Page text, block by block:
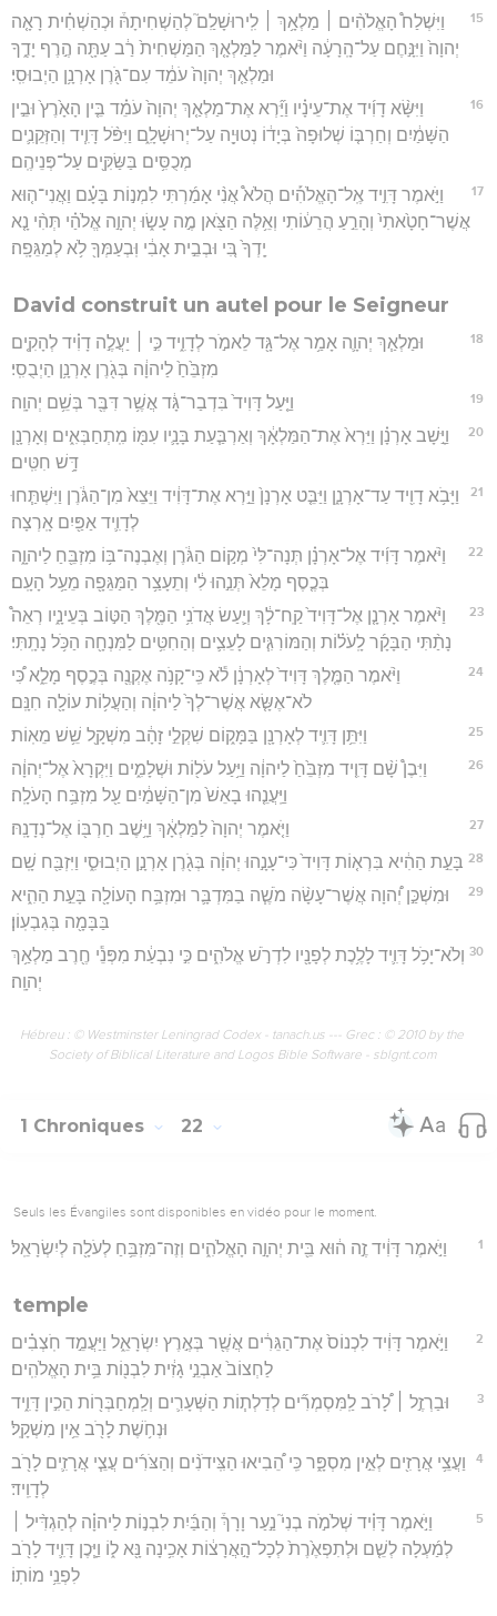
15
וַיִּשְׁלַח֩ הָאֱלֹהִ֨ים ׀ מַלְאָ֥ךְ ׀ לִֽירוּשָׁלִַם֮ לְהַשְׁחִיתָהּ֒ וּכְהַשְׁחִ֗ית רָאָ֤ה
יְהוָה֙ וַיִּנָּ֣חֶם עַל־הָֽרָעָ֔ה וַיֹּ֨אמֶר לַמַּלְאָ֤ךְ הַמַּשְׁחִית֙ רַ֔ב עַתָּ֖ה הֶ֣רֶף יָדֶ֑ךָ
וּמַלְאַ֤ךְ יְהוָה֙ עֹמֵ֔ד עִם־גֹּ֖רֶן אָרְנָ֥ן הַיְבוּסִֽי׃
16
וַיִּשָּׂ֨א דָוִ֜יד אֶת־עֵינָ֗יו וַיַּ֞רְא אֶת־מַלְאַ֤ךְ יְהוָה֙ עֹמֵ֗ד בֵּ֤ין הָאָ֙רֶץ֙ וּבֵ֣ין
הַשָּׁמַ֔יִם וְחַרְבּ֤וֹ שְׁלוּפָה֙ בְּיָד֔וֹ נְטוּיָ֖ה עַל־יְרוּשָׁלִָ֑ם וַיִּפֹּ֨ל דָּוִ֧יד וְהַזְּקֵנִ֛ים
מְכֻסִּ֥ים בַּשַּׂקִּ֖ים עַל־פְּנֵיהֶֽם׃
17
וַיֹּ֣אמֶר דָּוִ֣יד אֶֽל־הָאֱלֹהִ֡ים הֲלֹא֩ אֲנִ֨י אָמַ֜רְתִּי לִמְנ֣וֹת בָּעָ֗ם וַאֲנִי־ה֤וּא
אֲשֶׁר־חָטָ֙אתִי֙ וְהָרֵ֣עַ הֲרֵע֔וֹתִי וְאֵ֥לֶּה הַצֹּ֖אן מֶ֣ה עָשׂ֑וּ יְהוָ֣ה אֱלֹהַ֗י תְּהִ֨י נָ֤א
יָֽדְךָ֙ בִּ֚י וּבְבֵ֣ית אָבִ֔י וּֽבְעַמְּךָ֖ לֹ֥א לְמַגֵּפָֽה׃
David construit un autel pour le Seigneur
18
וּמַלְאַ֧ךְ יְהוָ֛ה אָמַ֥ר אֶל־גָּ֖ד לֵאמֹ֣ר לְדָוִ֑יד כִּ֣י ׀ יַעֲלֶ֣ה דָוִ֗יד לְהָקִ֤ים
מִזְבֵּ֙חַ֙ לַיהוָ֔ה בְּגֹ֖רֶן אָרְנָ֥ן הַיְבֻסִֽי׃
19 וַיַּ֤עַל דָּוִיד֙ בִּדְבַר־גָּ֔ד אֲשֶׁ֥ר דִּבֶּ֖ר בְּשֵׁ֥ם יְהוָֽה׃
20
וַיָּ֣שָׁב אָרְנָ֗ן וַיַּרְא֙ אֶת־הַמַּלְאָ֔ךְ וְאַרְבַּ֧עַת בָּנָ֛יו עִמּ֖וֹ מִֽתְחַבְּאִ֑ים וְאָרְנָ֖ן
דָּ֥שׁ חִטִּֽים׃
21
וַיָּבֹ֥א דָוִ֖יד עַד־אָרְנָ֑ן וַיַּבֵּ֤ט אָרְנָן֙ וַיַּ֣רְא אֶת־דָּוִ֔יד וַיֵּצֵא֙ מִן־הַגֹּ֔רֶן וַיִּשְׁתַּ֧חוּ
לְדָוִ֛יד אַפַּ֖יִם אָֽרְצָה׃
22
וַיֹּ֨אמֶר דָּוִ֜יד אֶל־אָרְנָ֗ן תְּנָה־לִּי֙ מְק֣וֹם הַגֹּ֔רֶן וְאֶבְנֶה־בּ֥וֹ מִזְבֵּ֖חַ לַיהוָ֑ה
בְּכֶ֤סֶף מָלֵא֙ תְּנֵ֣הוּ לִ֔י וְתֵעָצַ֥ר הַמַּגֵּפָ֖ה מֵעַ֥ל הָעָֽם׃
23
וַיֹּ֨אמֶר אָרְנָ֤ן אֶל־דָּוִיד֙ קַֽח־לָ֔ךְ וְיַ֛עַשׂ אֲדֹנִ֥י הַמֶּ֖לֶךְ הַטּ֣וֹב בְּעֵינָ֑יו רְאֵה֩
נָתַ֨תִּי הַבָּקָ֜ר לָֽעֹל֗וֹת וְהַמּוֹרִגִּ֧ים לָעֵצִ֛ים וְהַחִטִּ֥ים לַמִּנְחָ֖ה הַכֹּ֥ל נָתָֽתִּי׃
24
וַיֹּ֨אמֶר הַמֶּ֤לֶךְ דָּוִיד֙ לְאָרְנָ֔ן לֹ֕א כִּֽי־קָנֹ֥ה אֶקְנֶ֖ה בְּכֶ֣סֶף מָלֵ֑א כִּ֠י
לֹא־אֶשָּׂ֤א אֲשֶׁר־לְךָ֙ לַיהוָ֔ה וְהַעֲל֥וֹת עוֹלָ֖ה חִנָּֽם׃
25 וַיִּתֵּ֥ן דָּוִ֛יד לְאָרְנָ֖ן בַּמָּק֑וֹם שִׁקְלֵ֣י זָהָ֔ב מִשְׁקָ֖ל שֵׁ֥שׁ מֵאֽוֹת׃
26
וַיִּבֶן֩ שָׁ֨ם דָּוִ֤יד מִזְבֵּ֙חַ֙ לַיהוָ֔ה וַיַּ֥עַל עֹל֖וֹת וּשְׁלָמִ֑ים וַיִּקְרָא֙ אֶל־יְהוָ֔ה
וַיַּֽעֲנֵ֤הוּ בָאֵשׁ֙ מִן־הַשָּׁמַ֔יִם עַ֖ל מִזְבַּ֥ח הָעֹלָֽה׃
27 וַיֹּ֤אמֶר יְהוָה֙ לַמַּלְאָ֔ךְ וַיָּ֥שֶׁב חַרְבּ֖וֹ אֶל־נְדָנָֽהּ׃
28 בָּעֵ֣ת הַהִ֔יא בִּרְא֤וֹת דָּוִיד֙ כִּי־עָנָ֣הוּ יְהוָ֔ה בְּגֹ֖רֶן אָרְנָ֣ן הַיְבוּסִ֑י וַיִּזְבַּ֖ח שָֽׁם׃
29
וּמִשְׁכַּ֣ן יְ֠הוָה אֲשֶׁר־עָשָׂ֨ה מֹשֶׁ֧ה בַמִּדְבָּ֛ר וּמִזְבַּ֥ח הָעוֹלָ֖ה בָּעֵ֣ת הַהִ֑יא
בַּבָּמָ֖ה בְּגִבְעֽוֹן׃
30 וְלֹא־יָכֹ֥ל דָּוִ֛יד לָלֶ֥כֶת לְפָנָ֖יו לִדְרֹ֣שׁ אֱלֹהִ֑ים כִּ֣י נִבְעַ֔ת מִפְּנֵ֕י חֶ֖רֶב מַלְאַ֥ךְ
יְהוָֽה׃
Hébreu : © Westminster Leningrad Codex - tanach.us --- Grec : © 2010 by the
Society of Biblical Literature and Logos Bible Software - sblgnt.com
1 Chroniques 22
Seuls les Évangiles sont disponibles en vidéo pour le moment.
1 וַיֹּ֣אמֶר דָּוִ֔יד זֶ֣ה ה֔וּא בֵּ֖ית יְהוָ֣ה הָאֱלֹהִ֑ים וְזֶה־מִּזְבֵּ֥חַ לְעֹלָ֖ה לְיִשְׂרָאֵֽל׃
temple
2
וַיֹּ֣אמֶר דָּוִ֔יד לִכְנוֹס֙ אֶת־הַגֵּרִ֔ים אֲשֶׁ֖ר בְּאֶ֣רֶץ יִשְׂרָאֵ֑ל וַיַּעֲמֵ֣ד חֹֽצְבִ֗ים
לַחְצוֹב֙ אַבְנֵ֣י גָזִ֔ית לִבְנ֖וֹת בֵּ֥ית הָאֱלֹהִֽים׃
3
וּבַרְזֶ֣ל ׀ לָ֠רֹב לַֽמִּסְמְרִ֞ים לְדַלְת֧וֹת הַשְּׁעָרִ֛ים וְלַֽמְחַבְּר֖וֹת הֵכִ֣ין דָּוִ֑יד
וּנְחֹ֥שֶׁת לָרֹ֖ב אֵ֥ין מִשְׁקָֽל׃
4
וַעֲצֵ֥י אֲרָזִ֖ים לְאֵ֣ין מִסְפָּ֑ר כִּֽי הֵ֠בִיאוּ הַצִּֽידֹנִ֨ים וְהַצֹּרִ֜ים עֲצֵ֧י אֲרָזִ֛ים לָרֹ֖ב
לְדָוִֽיד׃
5
וַיֹּ֣אמֶר דָּוִ֗יד שְׁלֹמֹ֣ה בְנִי֮ נַ֣עַר וָרָךְ֒ וְהַבַּ֜יִת לִבְנ֣וֹת לַיהוָ֗ה לְהַגְדִּ֨יל ׀
לְמַ֜עְלָה לְשֵׁ֤ם וּלְתִפְאֶ֙רֶת֙ לְכָל־הָ֣אֲרָצ֔וֹת אָכִ֥ינָה נָּ֖א ל֑וֹ וַיָּ֧כֶן דָּוִ֛יד לָרֹ֖ב
לִפְנֵ֥י מוֹתֽוֹ׃